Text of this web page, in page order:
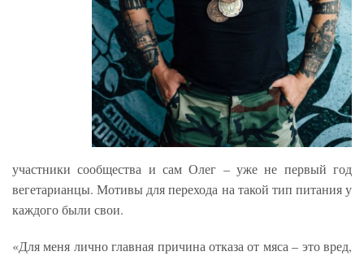
участники сообщества и сам Олег – уже не первый год
вегетарианцы. Мотивы для перехода на такой тип питания у
каждого были свои.
«Для меня лично главная причина отказа от мяса – это вред,